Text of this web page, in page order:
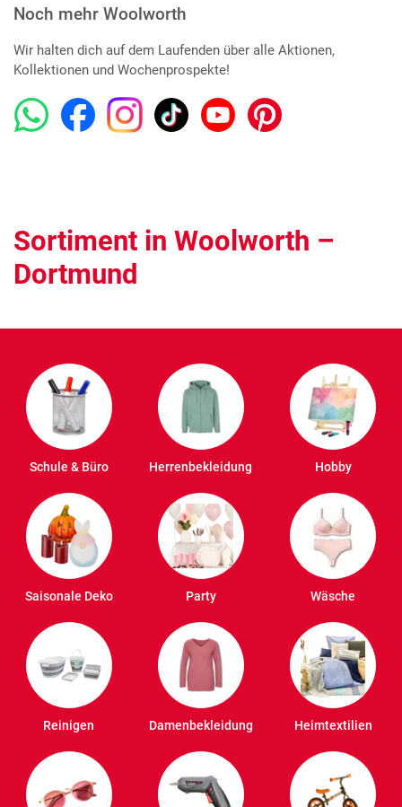
Noch mehr Woolworth
Wir halten dich auf dem Laufenden über alle Aktionen,
Kollektionen und Wochenprospekte!
Sortiment in Woolworth –
Dortmund
Schule & Büro Herrenbekleidung Hobby
Saisonale Deko Party Wäsche
Reinigen Damenbekleidung Heimtextilien